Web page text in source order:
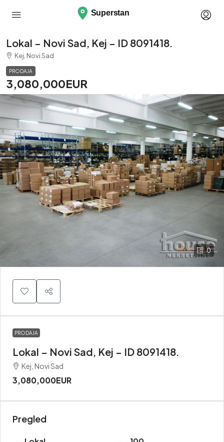
Lokal – Novi Sad, Kej – ID 8091418.
Kej, Novi Sad
PRODAJA
3,080,000EUR
0
PRODAJA
Lokal – Novi Sad, Kej – ID 8091418.
Kej, Novi Sad
3,080,000EUR
Pregled